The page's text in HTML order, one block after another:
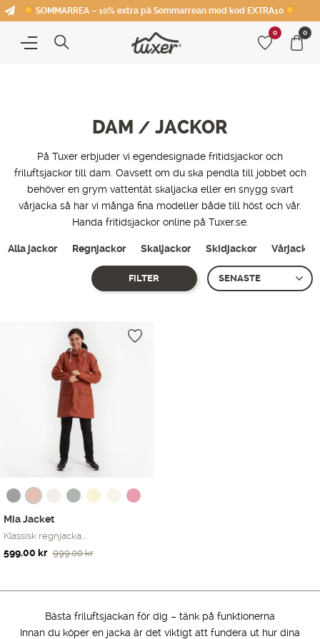
SOMMARREA – 10% extra på Sommarrean med kod EXTRA10
0 0
DAM / JACKOR
På Tuxer erbjuder vi egendesignade fritidsjackor och
friluftsjackor till dam. Oavsett om du ska pendla till jobbet och
behöver en grym vattentät skaljacka eller en snygg svart
vårjacka så har vi många fina modeller både till höst och vår.
Handa fritidsjackor online på Tuxer.se.
Endast ett sökresultat
FILTER
Alla jackor Regnjackor Skaljackor Skidjackor Vårjackor
Mia Jacket
Klassisk regnjacka...
999.00kr
Det
999.00 kr.
599.00 kr
Det
599.00 kr.Bästa friluftsjackan för dig – tänk på funktionerna
Innan du köper en jacka är det viktigt att fundera ut hur dina